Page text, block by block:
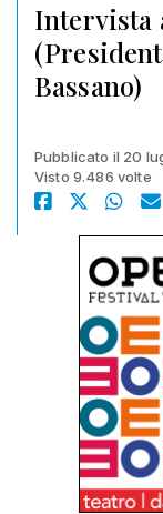
Intervista
Bassano)
Pubblicato il 20
Visto 9.486 volte